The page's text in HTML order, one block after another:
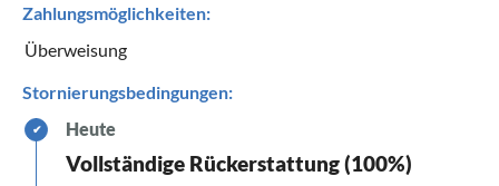
Zahlungsmöglichkeiten:
Überweisung
Stornierungsbedingungen:
✔ Heute
Vollständige Rückerstattung (100%)